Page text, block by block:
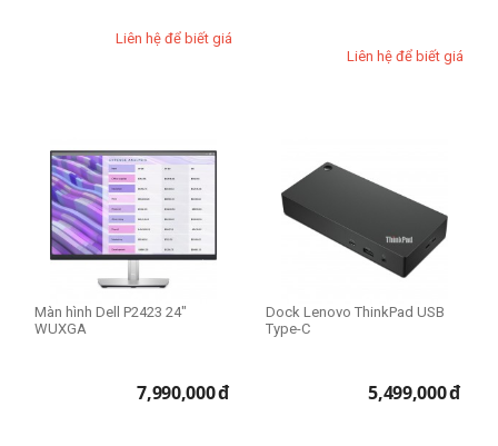
Liên hệ để biết giá
Liên hệ để biết giá
Màn hình Dell P2423 24"
WUXGA
7,990,000đ
Dock Lenovo ThinkPad USB
Type-C
5,499,000đ